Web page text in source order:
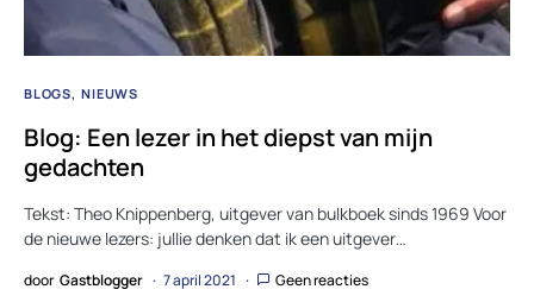
BLOGS NIEUWS
Blog: Een lezer in het diepst van mijn
gedachten
Tekst: Theo Knippenberg, uitgever van bulkboek sinds 1969 Voor
de nieuwe lezers: jullie denken dat ik een uitgever…
door Gastblogger 7 april 2021 Geen reacties